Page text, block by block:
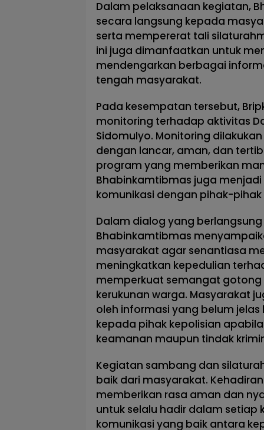
Dalam pelaksanaan kegiatan,
secara langsung kepada
serta mempererat tali
ini juga dimanfaatkan untuk
mendengarkan berbagai
tengah masyarakat.
Pada kesempatan tersebut,
monitoring terhadap aktivitas
Sidomulyo. Monitoring
dengan lancar, aman, dan
program yang memberikan
Bhabinkamtibmas juga
komunikasi dengan pihak-
Dalam dialog yang
Bhabinkamtibmas
masyarakat agar senantiasa
meningkatkan kepedulian
memperkuat semangat
kerukunan warga. Masyarakat
oleh informasi yang belum
kepada pihak kepolisian
keamanan maupun tindak
Kegiatan sambang dan
baik dari masyarakat.
memberikan rasa aman dan
untuk selalu hadir dalam setiap
komunikasi yang baik antara